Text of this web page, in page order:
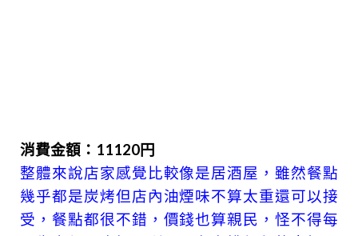
消費金額：11120円
整體來說店家感覺比較像是居酒屋，雖然餐點
幾乎都是炭烤但店內油煙味不算太重還可以接
受，餐點都很不錯，價錢也算親民，怪不得每